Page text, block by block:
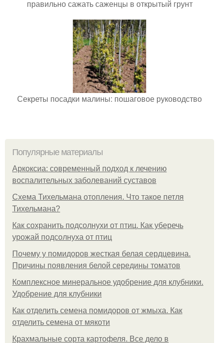
правильно сажать саженцы в открытый грунт
Секреты посадки малины: пошаговое руководство
Популярные материалы
Аркоксиа: современный подход к лечению
воспалительных заболеваний суставов
Схема Тихельмана отопления. Что такое петля
Тихельмана?
Как сохранить подсолнухи от птиц. Как уберечь
урожай подсолнуха от птиц
Почему у помидоров жесткая белая сердцевина.
Причины появления белой середины томатов
Комплексное минеральное удобрение для клубники.
Удобрение для клубники
Как отделить семена помидоров от жмыха. Как
отделить семена от мякоти
Крахмальные сорта картофеля. Все дело в